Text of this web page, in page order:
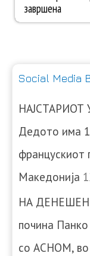
Social Media
Дедото има
францускиот
Македонија
НА ДЕНЕШЕН
почина
со АСНОМ, во